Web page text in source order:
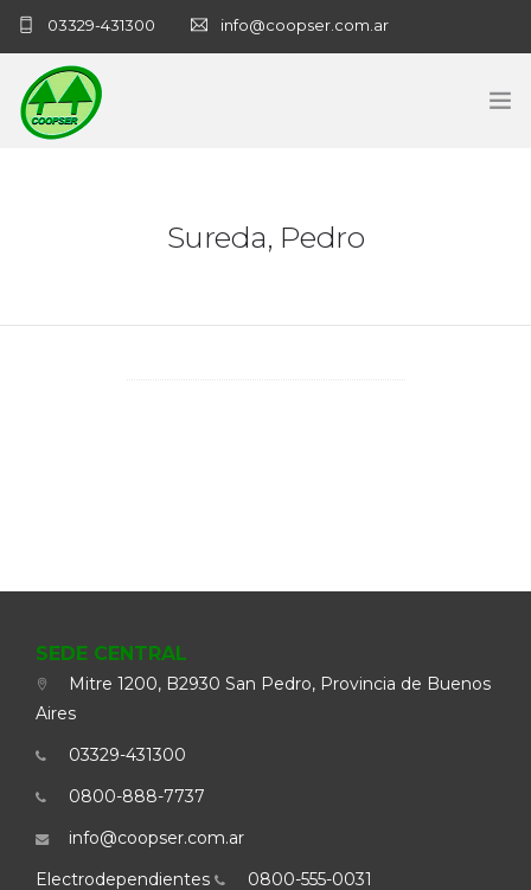
03329-431300 info@coopser.com.ar
Sureda, Pedro
SEDE CENTRAL
Mitre 1200, B2930 San Pedro, Provincia de Buenos
Aires
03329-431300
0800-888-7737
info@coopser.com.ar
Electrodependientes
0800-555-0031